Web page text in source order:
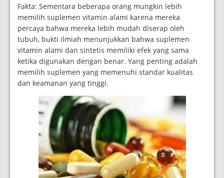
Fakta: Sementara beberapa orang mungkin lebih
memilih suplemen vitamin alami karena mereka
percaya bahwa mereka lebih mudah diserap oleh
tubuh, bukti ilmiah menunjukkan bahwa suplemen
vitamin alami dan sintetis memiliki efek yang sama
ketika digunakan dengan benar. Yang penting adalah
memilih suplemen yang memenuhi standar kualitas
dan keamanan yang tinggi.